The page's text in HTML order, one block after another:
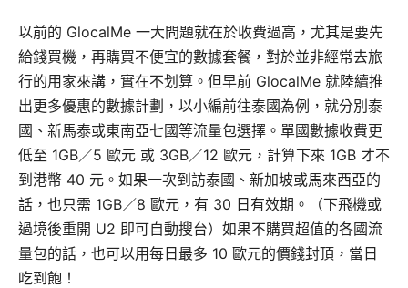
以前的 GlocalMe 一大問題就在於收費過高，尤其是要先
給錢買機，再購買不便宜的數據套餐，對於並非經常去旅
行的用家來講，實在不划算。但早前 GlocalMe 就陸續推
出更多優惠的數據計劃，以小編前往泰國為例，就分別泰
國、新馬泰或東南亞七國等流量包選擇。單國數據收費更
低至 1GB／5 歐元 或 3GB／12 歐元，計算下來 1GB 才不
到港幣 40 元。如果一次到訪泰國、新加坡或馬來西亞的
話，也只需 1GB／8 歐元，有 30 日有效期。（下飛機或
過境後重開 U2 即可自動搜台）如果不購買超值的各國流
量包的話，也可以用每日最多 10 歐元的價錢封頂，當日
吃到飽！